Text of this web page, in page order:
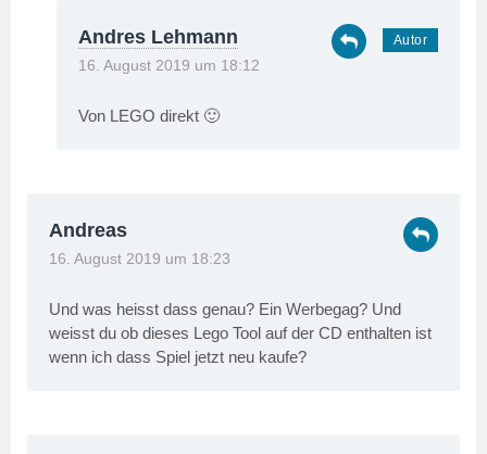
Andres Lehmann
16. August 2019 um 18:12
Von LEGO direkt 🙂
Andreas
16. August 2019 um 18:23
Und was heisst dass genau? Ein Werbegag? Und
weisst du ob dieses Lego Tool auf der CD enthalten ist
wenn ich dass Spiel jetzt neu kaufe?